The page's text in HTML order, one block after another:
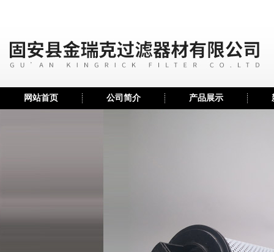
网站首页 公司简介 产品展示